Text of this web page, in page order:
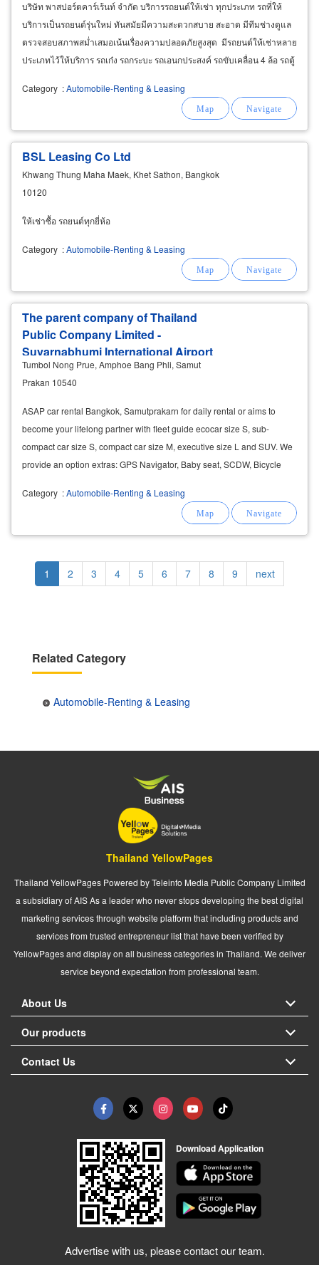
บริษัท พาสปอร์ตคาร์เร้นท์ จำกัด บริการรถยนต์ให้เช่า ทุกประเภท รถที่ให้
บริการเป็นรถยนต์รุ่นใหม่ ทันสมัยมีความสะดวกสบาย สะอาด มีทีมช่างดูแล
ตรวจสอบสภาพสม่ำเสมอเน้นเรื่องความปลอดภัยสูงสุด มีรถยนต์ให้เช่าหลาย
ประเภทไว้ให้บริการ รถเก๋ง รถกระบะ รถเอนกประสงค์ รถขับเคลื่อน 4 ล้อ รถตู้
Category :Automobile-Renting & Leasing
BSL Leasing Co Ltd
Khwang Thung Maha Maek, Khet Sathon, Bangkok
10120
ให้เช่าซื้อ รถยนต์ทุกยี่ห้อ
Category :Automobile-Renting & Leasing
The parent company of Thailand
Public Company Limited -
Suvarnabhumi International Airport
Tumbol Nong Prue, Amphoe Bang Phli, Samut
Prakan 10540
ASAP car rental Bangkok, Samutprakarn for daily rental or aims to
become your lifelong partner with fleet guide ecocar size S, sub-
compact car size S, compact car size M, executive size L and SUV. We
provide an option extras: GPS Navigator, Baby seat, SCDW, Bicycle
Category :Automobile-Renting & Leasing
Pagination
Current
page
1 Page
2 Page
3 Page
4 Page
5 Page
6 Page
7 Page
8 Page
9
Next
page
next
Related Category
Automobile-Renting & Leasing
Thailand YellowPages
Thailand YellowPages Powered by Teleinfo Media Public Company Limited
a subsidiary of AIS As a leader who never stops developing the best digital
marketing services through website platform that including products and
services from trusted entrepreneur list that have been verified by
YellowPages and display on all business categories in Thailand. We deliver
service beyond expectation from professional team.
About Us
Our products
Contact Us
Download Application
Advertise with us, please contact our team.